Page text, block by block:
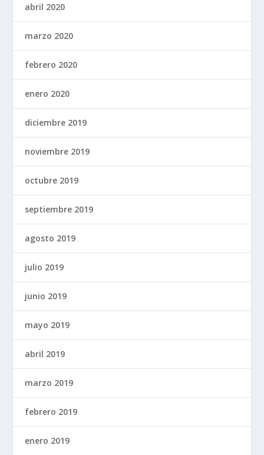
abril 2020
marzo 2020
febrero 2020
enero 2020
diciembre 2019
noviembre 2019
octubre 2019
septiembre 2019
agosto 2019
julio 2019
junio 2019
mayo 2019
abril 2019
marzo 2019
febrero 2019
enero 2019